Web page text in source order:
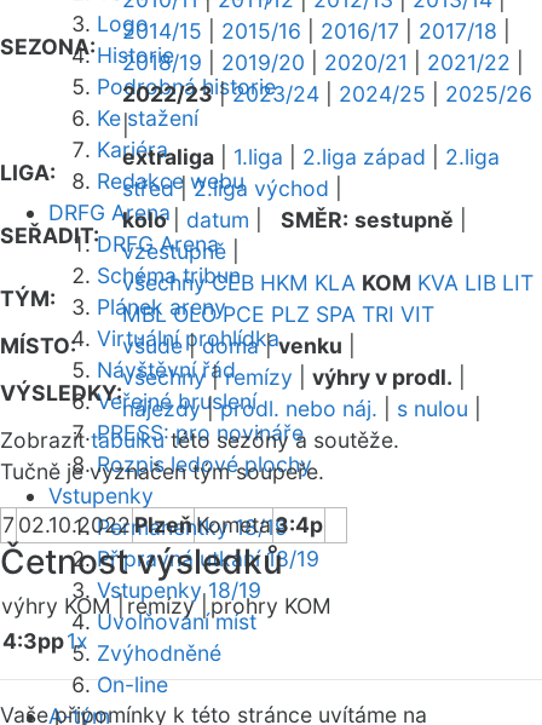
Logo
Historie
Podrobná historie
Ke stažení
Kariéra
Redakce webu
DRFG Arena
DRFG Arena
Schéma tribun
Plánek areny
Virtuální prohlídka
Návštěvní řád
Veřejné bruslení
PRESS: pro novináře
Rozpis ledové plochy
Vstupenky
Permanentky 18/19
Přípravná utkání 18/19
Vstupenky 18/19
Uvolňování míst
Zvýhodněné
On-line
A-tým
SEZONA:
2014/15
2015/16 2016/17 2017/18
2018/19
2019/20 2020/21 2021/22
2022/23|2023/24 2024/25
2025/26
|
LIGA:
extraliga 1.liga 2.liga západ
2.liga
střed|2.liga východ
SEŘADIT:
kolo| datum SMĚR: sestupně
vzestupně
TÝM:
všechny CEB HKM KLA KOM KVA LIB LIT
MBL OLO PCE PLZ SPA TRI VIT
MÍSTO:
všude|doma|venku
VÝSLEDKY:
všechny|remízy výhry v prodl.
nájezdy|prodl. nebo náj. s nulou
Zobrazittabulkutéto sezóny a soutěže.
Tučně je vyznačen tým soupeře.
7 02.10.2022PlzeňKometa3:4p
Četnost výsledků
výhry KOM |remízy | prohry KOM
4:3pp1x
Vaše připomínky k této stránce uvítáme na